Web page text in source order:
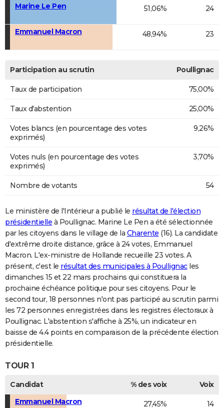
Marine Le Pen
51,06% 24
Emmanuel Macron 48,94% 23
Participation au scrutin Poullignac
Taux de participation 75,00%
Taux d'abstention 25,00%
Votes blancs (en pourcentage des votes
exprimés)
9,26%
Votes nuls (en pourcentage des votes
exprimés)
3,70%
Nombre de votants 54
Le ministère de l'Intérieur a publié le résultat de l'élection
présidentielle à Poullignac. Marine Le Pen a été sélectionnée
par les citoyens dans le village de la Charente (16). La candidate
d'extrême droite distance, grâce à 24 votes, Emmanuel
Macron. L'ex-ministre de Hollande recueille 23 votes. A
présent, c'est le résultat des municipales à Poullignacles
dimanches 15 et 22 mars prochains qui constituera la
prochaine échéance politique pour ses citoyens. Pour le
second tour, 18 personnes n'ont pas participé au scrutin parmi
les 72 personnes enregistrées dans les registres électoraux à
Poullignac. L'abstention s'affiche à 25%, un indicateur en
baisse de 4.4 points en comparaison de la précédente élection
présidentielle.
TOUR 1
Candidat % des voix
Voix
Emmanuel Macron
27,45% 14